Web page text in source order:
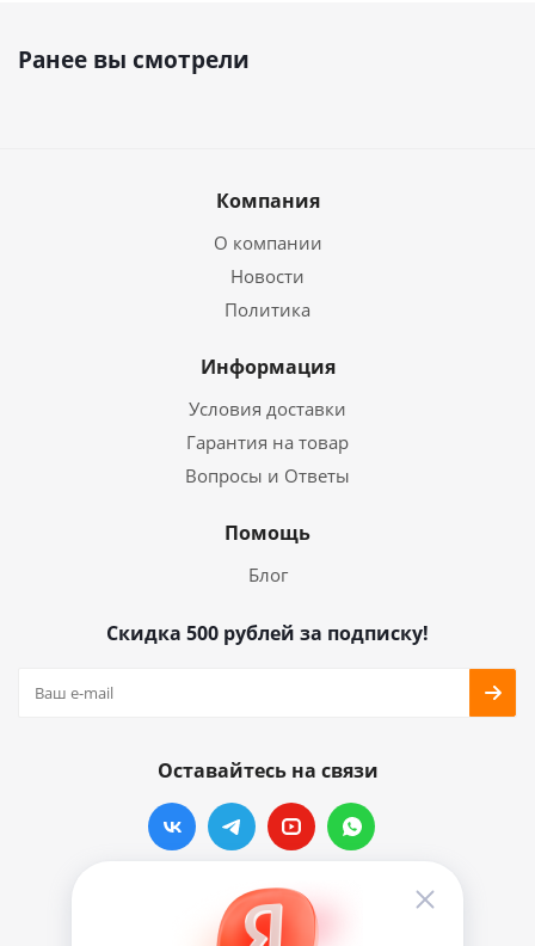
Ранее вы смотрели
Компания
О компании
Новости
Политика
Информация
Условия доставки
Гарантия на товар
Вопросы и Ответы
Помощь
Блог
Скидка 500 рублей за подписку!
Оставайтесь на связи
Наши контакты